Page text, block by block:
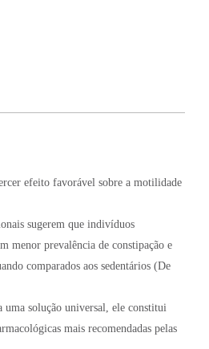
efeito favorável sobre a motilidade
sugerem que indivíduos
menor prevalência de constipação e
comparados aos sedentários (De
uma solução universal, ele constitui
mais recomendadas pelas